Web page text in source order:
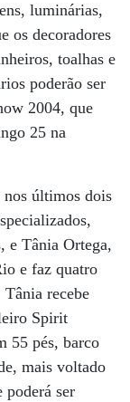
luminárias,
os decoradores
toalhas e
poderão ser
2004, que
25 na
nos últimos dois
e Tânia Ortega,
e faz quatro
Tânia recebe
Spirit
55 pés, barco
mais voltado
ser